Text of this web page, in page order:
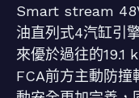
Smart stream
油直列式4汽缸引
來優於過往的19.1
FCA前方主動防撞